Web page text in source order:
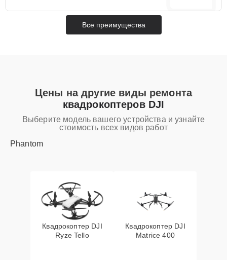
Все преимущества
Цены на другие виды ремонта
квадрокоптеров DJI
Выберите модель вашего устройства и узнайте
стоимость всех видов работ
Phantom
Квадрокоптер DJI
Ryze Tello
Квадрокоптер DJI
Matrice 400